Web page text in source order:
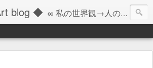
blog ◆ ∞ 私の世界観→人の記憶の彼方へと繋ぐツール ∞